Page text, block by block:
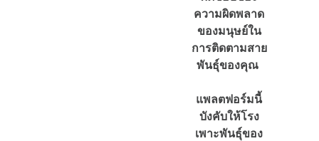
ความผิดพลาด
ของมนุษย์ใน
การติดตามสาย
พันธุ์ของคุณ
แพลตฟอร์มนี้
บังคับให้โรง
เพาะพันธุ์ของ